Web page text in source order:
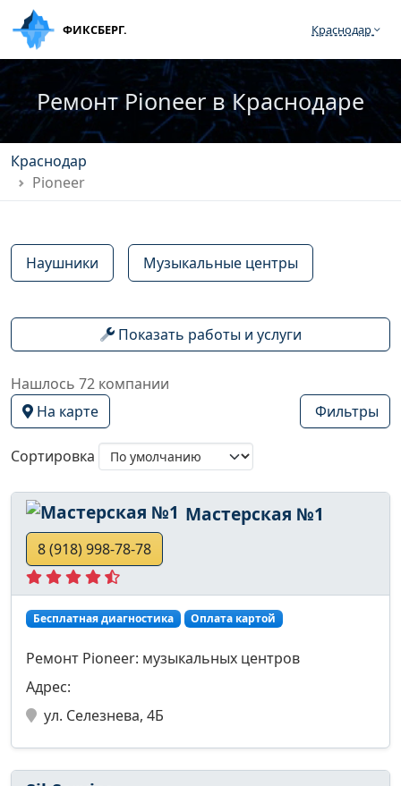
ФИКСБЕРГ. Краснодар
Ремонт Pioneer в Краснодаре
Краснодар
Pioneer
Наушники Музыкальные центры
Показать работы и услуги
Нашлось 72 компании
На карте
Фильтры
Сортировка
Мастерская №1
8 (918) 998-78-78
Бесплатная диагностика Оплата картой
Ремонт Pioneer: музыкальных центров
Адрес:
ул. Селезнева, 4Б